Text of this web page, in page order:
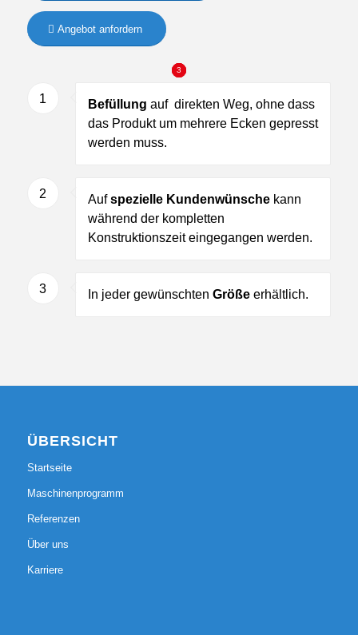
Angebot anfordern
1
2
3
1 Befüllung auf direkten Weg, ohne dass
das Produkt um mehrere Ecken gepresst
werden muss.
2 Aufspezielle Kundenwünschekann
während der kompletten
Konstruktionszeit eingegangen werden.
3 In jeder gewünschten Größeerhältlich.
ÜBERSICHT
Startseite
Maschinenprogramm
Referenzen
Über uns
Karriere